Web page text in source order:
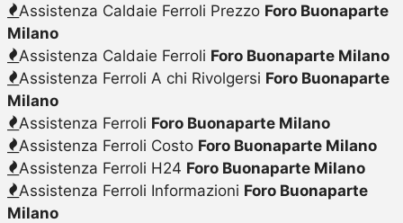
Assistenza Caldaie Ferroli Prezzo Foro Buonaparte
Milano
Assistenza Caldaie Ferroli Foro Buonaparte Milano
Assistenza Ferroli A chi Rivolgersi Foro Buonaparte
Milano
Assistenza Ferroli Foro Buonaparte Milano
Assistenza Ferroli Costo Foro Buonaparte Milano
Assistenza Ferroli H24 Foro Buonaparte Milano
Assistenza Ferroli Informazioni Foro Buonaparte
Milano